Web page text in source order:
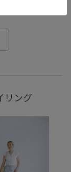
リング